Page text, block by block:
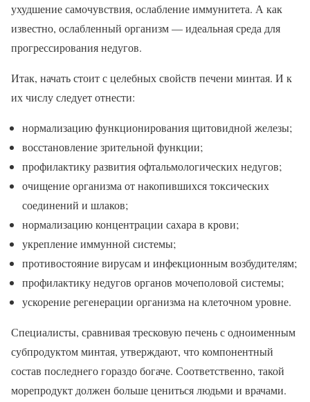
ухудшение самочувствия, ослабление иммунитета. А как
известно, ослабленный организм — идеальная среда для
прогрессирования недугов.
Итак, начать стоит с целебных свойств печени минтая. И к
их числу следует отнести:
нормализацию функционирования щитовидной железы;
восстановление зрительной функции;
профилактику развития офтальмологических недугов;
очищение организма от накопившихся токсических
соединений и шлаков;
нормализацию концентрации сахара в крови;
укрепление иммунной системы;
противостояние вирусам и инфекционным возбудителям;
профилактику недугов органов мочеполовой системы;
ускорение регенерации организма на клеточном уровне.
Специалисты, сравнивая тресковую печень с одноименным
субпродуктом минтая, утверждают, что компонентный
состав последнего гораздо богаче. Соответственно, такой
морепродукт должен больше цениться людьми и врачами.